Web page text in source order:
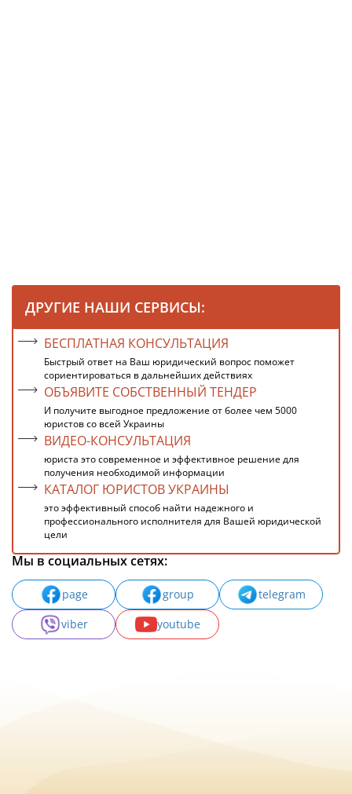
ДРУГИЕ НАШИ СЕРВИСЫ:
БЕСПЛАТНАЯ КОНСУЛЬТАЦИЯ
Быстрый ответ на Ваш юридический вопрос поможет
сориентироваться в дальнейших действиях
ОБЪЯВИТЕ СОБСТВЕННЫЙ ТЕНДЕР
И получите выгодное предложение от более чем 5000
юристов со всей Украины
ВИДЕО-КОНСУЛЬТАЦИЯ
юриста это современное и эффективное решение для
получения необходимой информации
КАТАЛОГ ЮРИСТОВ УКРАИНЫ
это эффективный способ найти надежного и
профессионального исполнителя для Вашей юридической
цели
Мы в социальных сетях:
page group
telegram
viber
youtube